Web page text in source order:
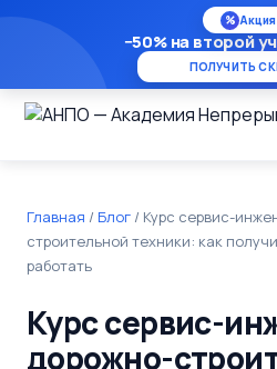
% Акция
−50% на второй
ПОЛУЧИТЬ
Главная / Блог / Курс сервис-
строительной техники: как
работать
Курс сервис-
дорожно-